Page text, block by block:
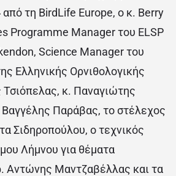
τη BirdLife Europe, ο κ. Berry
Programme Manager του ELSP
Science Manager του
Ελληνικής Ορνιθολογικής
Τσιόπελας, κ. Παναγιώτης
Παράβας, το στέλεχος
Σιδηροπούλου, ο τεχνικός
Λήμνου για θέματα
Αντώνης Μαντζαβέλλας και τα